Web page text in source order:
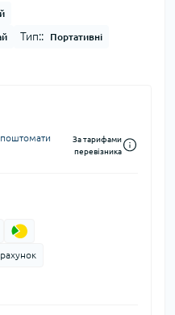
Тип:: Портативні
За тарифами
перевізника